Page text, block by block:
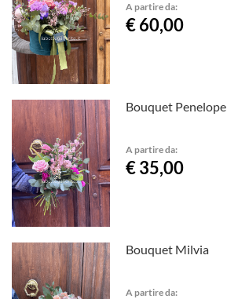
A partire da:
€ 60,00
Bouquet Penelope
A partire da:
€ 35,00
Bouquet Milvia
A partire da: